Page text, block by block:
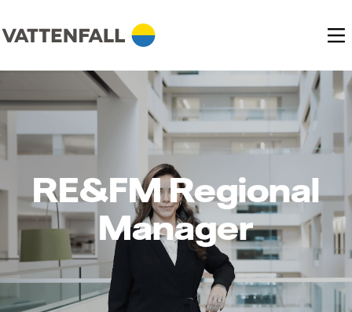
RE&FM Regional
Manager